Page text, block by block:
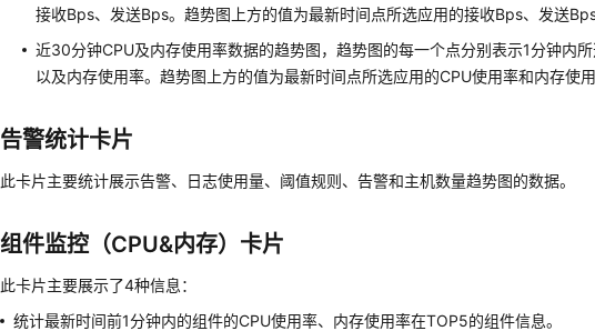
接收Bps、发送Bps。趋势图上方的值为最新时间点所选应用的接收Bps、发送Bps
近30分钟CPU及内存使用率数据的趋势图，趋势图的每一个点分别表示1分钟内
以及内存使用率。趋势图上方的值为最新时间点所选应用的CPU使用率和内存使用
告警统计卡片
此卡片主要统计展示告警、日志使用量、阈值规则、告警和主机数量趋势图的数据。
组件监控（CPU&内存）卡片
此卡片主要展示了4种信息：
统计最新时间前1分钟内的组件的CPU使用率、内存使用率在TOP5的组件信息。